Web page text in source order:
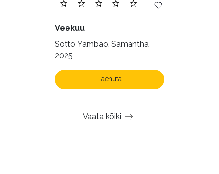
Veekuu
Sotto Yambao, Samantha
2025
Laenuta
Vaata kõiki